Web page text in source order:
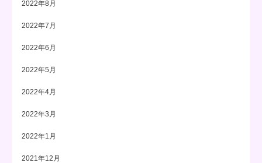
2022年8月
2022年7月
2022年6月
2022年5月
2022年4月
2022年3月
2022年1月
2021年12月